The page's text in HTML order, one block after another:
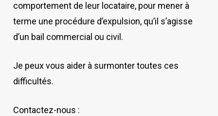
comportement de leur locataire, pour mener à
terme une procédure d’expulsion, qu’il s’agisse
d’un bail commercial ou civil.
Je peux vous aider à surmontertoutes ces
difficultés.
Contactez-nous :